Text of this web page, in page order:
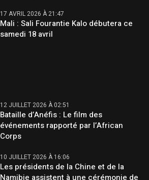
17 AVRIL 2026 À 21:47
Mali : Sali Fourantie Kalo débutera ce
samedi 18 avril
12 JUILLET 2026 À 02:51
Bataille d’Anéfis : Le film des
événements rapporté par l’African
Corps
10 JUILLET 2026 À 16:06
Les présidents de la Chine et de la
Namibie assistent à une cérémonie de